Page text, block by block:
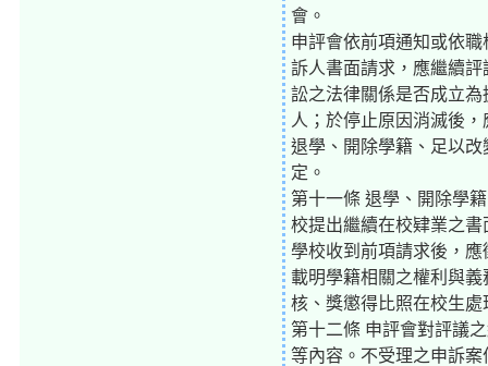
會。
申評會依前項通知或依
訴人書面請求，應繼續
訟之法律關係是否成立
人；於停止原因消滅後
退學、開除學籍、足以
定。
第十一條 退學、開除學
校提出繼續在校肄業之書
學校收到前項請求後，
載明學籍相關之權利與
核、獎懲得比照在校生處
第十二條 申評會對評議
等內容。不受理之申訴